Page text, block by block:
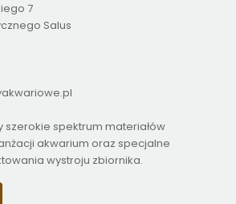
7
Salus
szerokie spektrum materiałów
akwarium oraz specjalne
wystroju zbiornika.